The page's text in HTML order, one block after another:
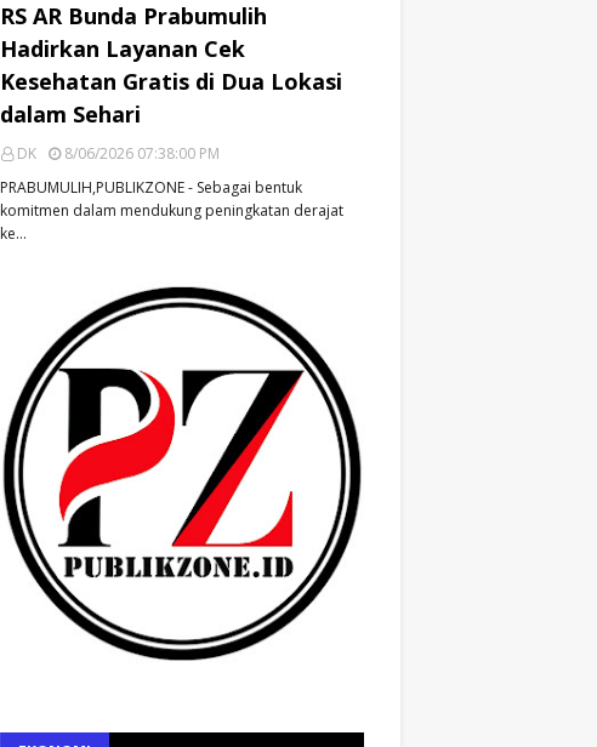
RS AR Bunda Prabumulih
Hadirkan Layanan Cek
Kesehatan Gratis di Dua Lokasi
dalam Sehari
DK
8/06/2026 07:38:00 PM
PRABUMULIH,PUBLIKZONE - Sebagai bentuk
komitmen dalam mendukung peningkatan derajat
ke…